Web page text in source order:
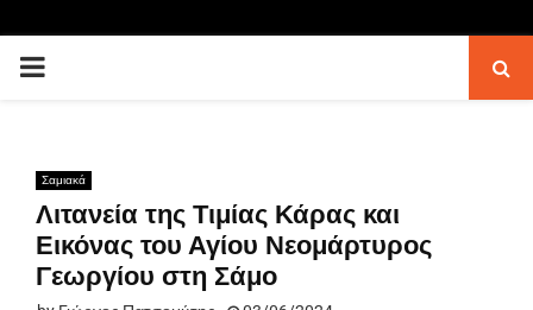
PRIMARY
Σαμιακά
Λιτανεία της Τιμίας Κάρας και
Εικόνας του Αγίου Νεομάρτυρος
Γεωργίου στη Σάμο